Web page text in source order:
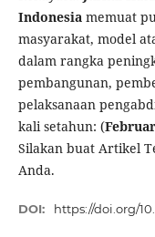
Indonesia memuat
masyarakat, model
dalam rangka
pembangunan,
pelaksanaan
kali setahun: (
Silakan buat Artikel
Anda.
DOI: https://doi.org/